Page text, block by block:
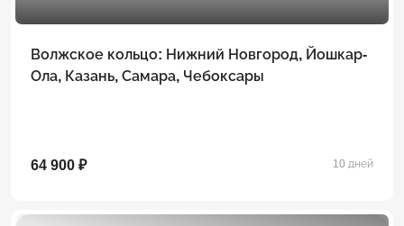
Волжское кольцо: Нижний Новгород, Йошкар-
Ола, Казань, Самара, Чебоксары
64 900 ₽ 10 дней